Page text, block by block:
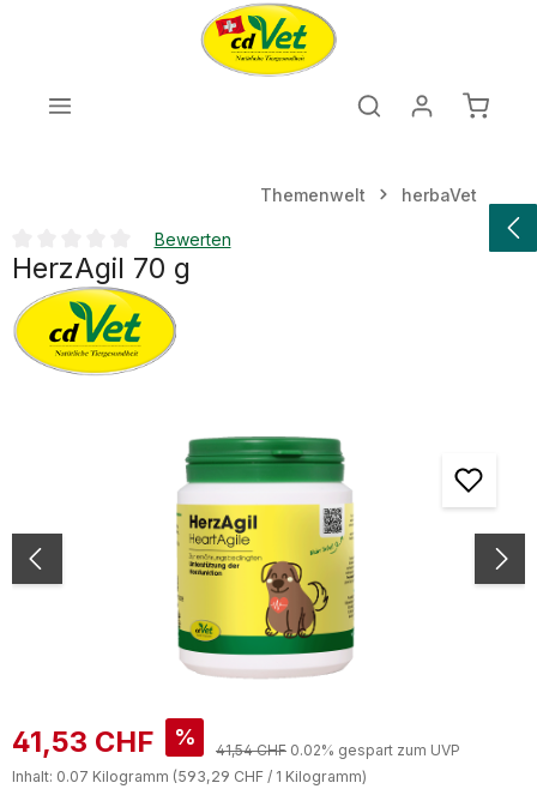
Zum Hauptinhalt springen
Themenwelt herbaVet
Durchschnittliche Bewertung von 0 von 5 Sternen
Bewerten
HerzAgil 70 g
Bildergalerie überspringen
Verkaufspreis:
41,53 CHF % Regulärer Preis:
41,54 CHF 0.02% gespart zum UVP
Inhalt: 0.07 Kilogramm (593,29 CHF / 1 Kilogramm)